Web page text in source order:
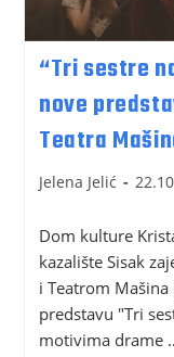
“Tri sestre
nove
Teatra
Jelena Jelić
Dom kulture
kazalište Sisak
i Teatrom
predstavu "Tri
motivima drame